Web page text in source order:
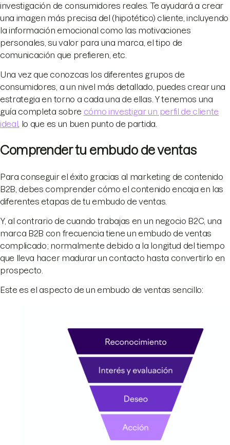
investigación de consumidores reales. Te ayudará a crear
una imagen más precisa del (hipotético) cliente, incluyendo
la información emocional como las motivaciones
personales, su valor para una marca, el tipo de
comunicación que prefieren, etc.
Una vez que conozcas los diferentes grupos de
consumidores, a un nivel más detallado, puedes crear una
estrategia en torno a cada una de ellas. Y tenemos una
guía completa sobre cómo investigar un perfil de cliente
ideal , lo que es un buen punto de partida.
Comprender tu embudo de ventas
Para conseguir el éxito gracias al marketing de contenido
B2B, debes comprender cómo el contenido encaja en las
diferentes etapas de tu embudo de ventas.
Y, al contrario de cuando trabajas en un negocio B2C, una
marca B2B con frecuencia tiene un embudo de ventas
complicado; normalmente debido a la longitud del tiempo
que lleva hacer madurar un contacto hasta convertirlo en
prospecto.
Este es el aspecto de un embudo de ventas sencillo: